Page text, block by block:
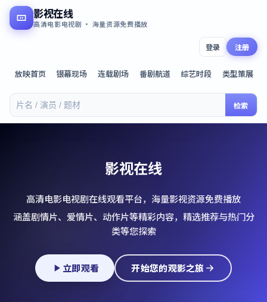
影视在线
高清电影电视剧 · 海量资源免费播放
放映首页 银幕现场 连载剧场 番剧航道 综艺时段 类型策展
检索
登录 注册
影视在线
高清电影电视剧在线观看平台，海量影视资源免费播放
涵盖剧情片、爱情片、动作片等精彩内容，精选推荐与热门分
类等您探索
立即观看 开始您的观影之旅